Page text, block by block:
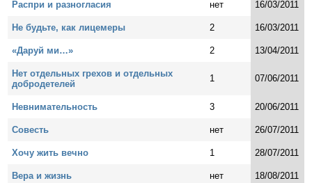
Распри и разногласия нет 16/03/2011
Не будьте, как лицемеры 2 16/03/2011
«Даруй ми…» 2 13/04/2011
Нет отдельных грехов и отдельных
добродетелей
1 07/06/2011
Невнимательность 3 20/06/2011
Совесть нет 26/07/2011
Хочу жить вечно 1 28/07/2011
Вера и жизнь нет 18/08/2011